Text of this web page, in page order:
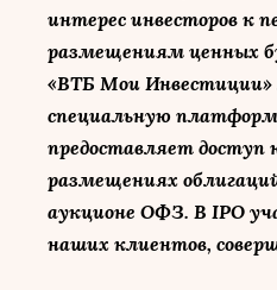
интерес инвесторов к
размещениям ценных
«ВТБ Мои Инвестиции»
специальную
предоставляет доступ
размещениях
аукционе ОФЗ. В IPO
наших клиентов,